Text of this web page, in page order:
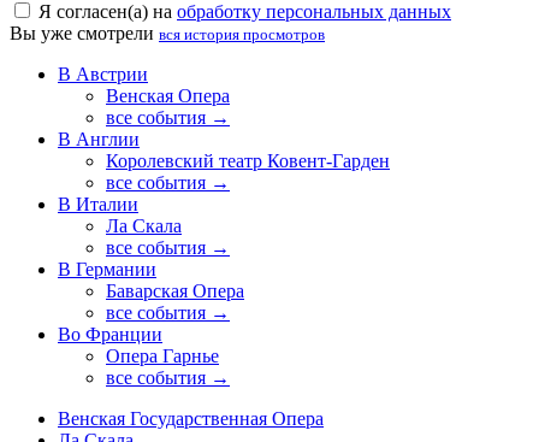
Я согласен(а) на обработку персональных данных
Вы уже смотрели вся история просмотров
В Австрии
Венская Опера
все события →
В Англии
Королевский театр Ковент-Гарден
все события →
В Италии
Ла Скала
все события →
В Германии
Баварская Опера
все события →
Во Франции
Опера Гарнье
все события →
Венская Государственная Опера